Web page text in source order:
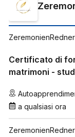
Certificato di
matrimoni -
a qualsiasi ora